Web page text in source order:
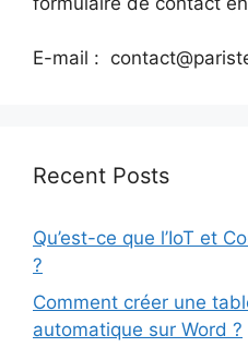
E-mail :
Recent Posts
Qu’est-ce que l’IoT et
?
Comment créer une
automatique sur Word ?